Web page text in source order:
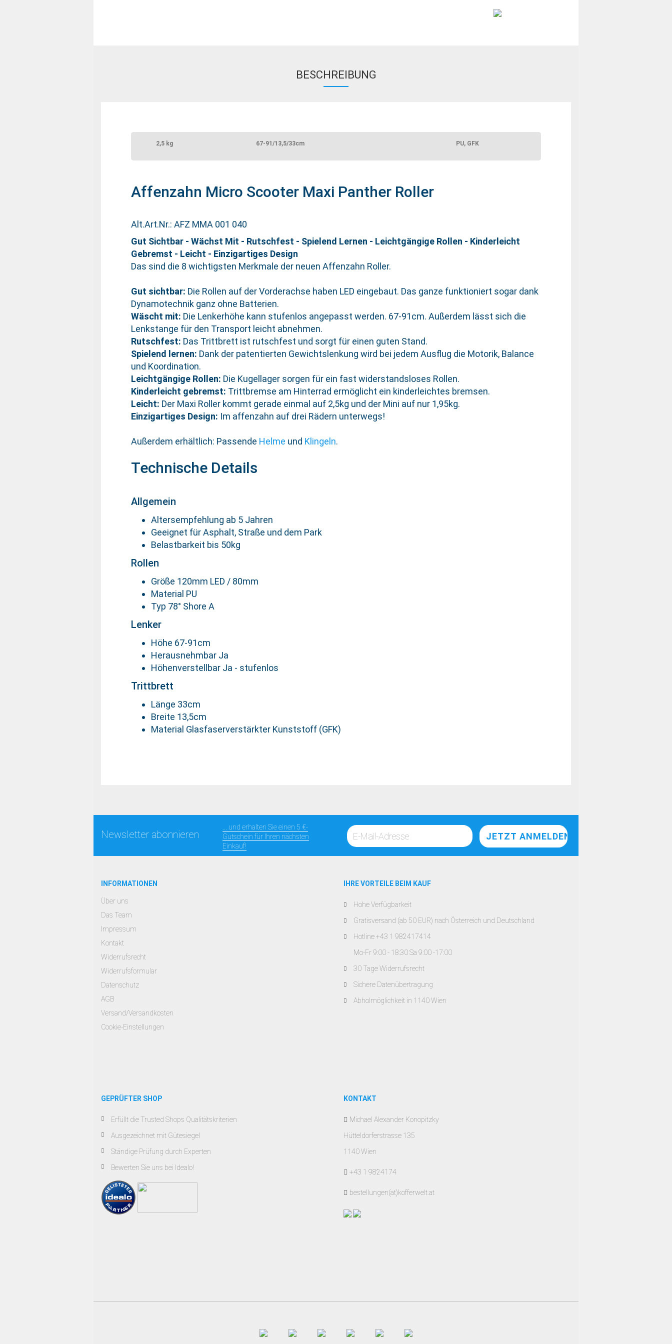
BESCHREIBUNG
2,5 kg 67-91/13,5/33cm PU, GFK
Affenzahn Micro Scooter Maxi Panther Roller
Alt.Art.Nr.: AFZ MMA 001 040
Gut Sichtbar - Wächst Mit - Rutschfest - Spielend Lernen - Leichtgängige Rollen - Kinderleicht
Gebremst - Leicht - Einzigartiges Design
Das sind die 8 wichtigsten Merkmale der neuen Affenzahn Roller.
Gut sichtbar: Die Rollen auf der Vorderachse haben LED eingebaut. Das ganze funktioniert sogar dank
Dynamotechnik ganz ohne Batterien.
Wäscht mit: Die Lenkerhöhe kann stufenlos angepasst werden. 67-91cm. Außerdem lässt sich die
Lenkstange für den Transport leicht abnehmen.
Rutschfest: Das Trittbrett ist rutschfest und sorgt für einen guten Stand.
Spielend lernen: Dank der patentierten Gewichtslenkung wird bei jedem Ausflug die Motorik, Balance
und Koordination.
Leichtgängige Rollen: Die Kugellager sorgen für ein fast widerstandsloses Rollen.
Kinderleicht gebremst: Trittbremse am Hinterrad ermöglicht ein kinderleichtes bremsen.
Leicht: Der Maxi Roller kommt gerade einmal auf 2,5kg und der Mini auf nur 1,95kg.
Einzigartiges Design: Im affenzahn auf drei Rädern unterwegs!
Außerdem erhältlich: Passende Helme und Klingeln.
Technische Details
Allgemein
Altersempfehlung ab 5 Jahren
Geeignet für Asphalt, Straße und dem Park
Belastbarkeit bis 50kg
Rollen
Größe 120mm LED / 80mm
Material PU
Typ 78° Shore A
Lenker
Höhe 67-91cm
Herausnehmbar Ja
Höhenverstellbar Ja - stufenlos
Trittbrett
Länge 33cm
Breite 13,5cm
Material Glasfaserverstärkter Kunststoff (GFK)
Newsletter abonnieren
... und erhalten Sie einen 5 €-
Gutschein für Ihren nächsten
Einkauf!
INFORMATIONEN
Über uns
Das Team
Impressum
Kontakt
Widerrufsrecht
Widerrufsformular
Datenschutz
AGB
Versand/Versandkosten
Cookie-Einstellungen
IHRE VORTEILE BEIM KAUF
Hohe Verfügbarkeit
Gratisversand (ab 50 EUR) nach Österreich und Deutschland
Hotline +43 1 982417414
Mo-Fr 9:00 - 18:30 Sa 9:00 -17:00
30 Tage Widerrufsrecht
Sichere Datenübertragung
Abholmöglichkeit in 1140 Wien
GEPRÜFTER SHOP
Erfüllt die Trusted Shops Qualitätskriterien
Ausgezeichnet mit Gütesiegel
Ständige Prüfung durch Experten
Bewerten Sie uns bei Idealo!
KONTAKT
Michael Alexander Konopitzky
Hütteldorferstrasse 135
1140 Wien
+43 1 9824174
bestellungen(at)kofferwelt.at